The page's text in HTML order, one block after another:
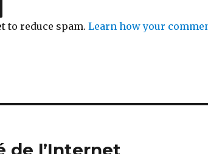
to reduce spam.Learn how your
de l’Internet